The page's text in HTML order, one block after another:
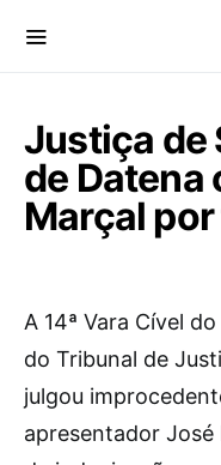
Justiça de
de Datena
Marçal
A 14ª Vara Cível
do Tribunal de
julgou
apresentador José